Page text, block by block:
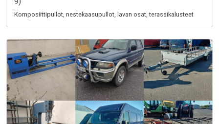
Komposiittipullot, nestekaasupullot, lavan osat, terassikalusteet